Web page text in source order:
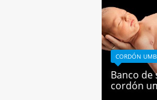
CORDÓN
Banco de
cordón